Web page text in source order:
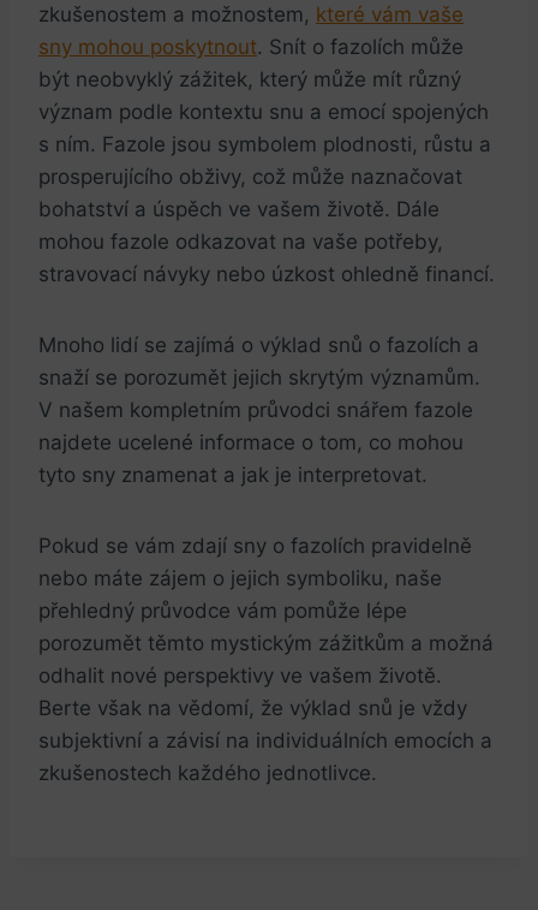
zkušenostem a možnostem, které vám vaše
sny mohou poskytnout. Snít o fazolích může
být neobvyklý zážitek, který může mít různý
význam podle kontextu snu a emocí spojených
s ním. Fazole jsou symbolem plodnosti, růstu a
prosperujícího obživy, což může naznačovat
bohatství a úspěch ve vašem životě. Dále
mohou fazole odkazovat na vaše potřeby,
stravovací návyky nebo úzkost ohledně financí.
Mnoho lidí se zajímá o výklad snů o fazolích a
snaží se porozumět jejich skrytým významům.
V našem kompletním průvodci snářem fazole
najdete ucelené informace o tom, co mohou
tyto sny znamenat a jak je interpretovat.
Pokud se vám zdají sny o fazolích pravidelně
nebo máte zájem o jejich symboliku, naše
přehledný průvodce vám pomůže lépe
porozumět těmto mystickým zážitkům a možná
odhalit nové perspektivy ve vašem životě.
Berte však na vědomí, že výklad snů je vždy
subjektivní a závisí na individuálních emocích a
zkušenostech každého jednotlivce.